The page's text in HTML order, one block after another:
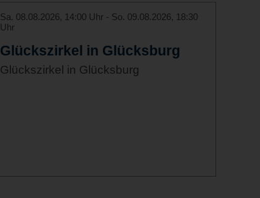
Sa. 08.08.2026, 14:00 Uhr - So. 09.08.2026, 18:30
Uhr
Glückszirkel in Glücksburg
Glückszirkel in Glücksburg